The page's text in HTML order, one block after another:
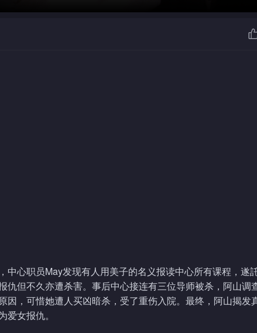
中心职员May发现有人用美子的名义报读中心所有课程，遂
但不久亦遭杀害。事后中心接连有三位导师被杀，阿山调
，可惜她遭人买凶暗杀，受了重伤入院。最终，阿山揭发
女报仇。